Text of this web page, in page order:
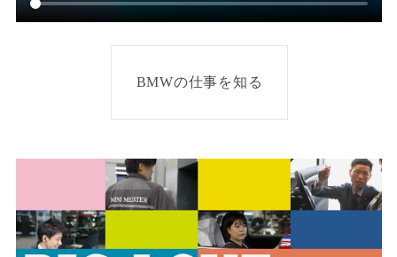
BMWの仕事を知る